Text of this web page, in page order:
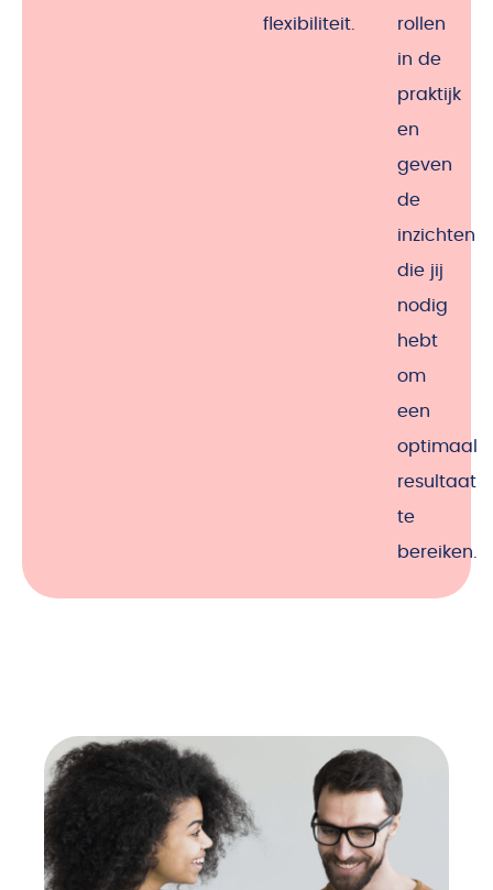
flexibiliteit.
rollen
in de
praktijk
en
geven
de
inzichten
die jij
nodig
hebt
om
een
optimaal
resultaat
te
bereiken.